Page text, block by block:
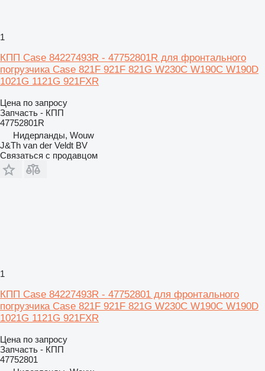
1
КПП Case 84227493R - 47752801R для фронтального
погрузчика Case 821F 921F 821G W230C W190C W190D
1021G 1121G 921FXR
Цена по запросу
Запчасть - КПП
47752801R
Нидерланды, Wouw
J&Th van der Veldt BV
Связаться с продавцом
1
КПП Case 84227493R - 47752801 для фронтального
погрузчика Case 821F 921F 821G W230C W190C W190D
1021G 1121G 921FXR
Цена по запросу
Запчасть - КПП
47752801